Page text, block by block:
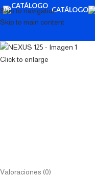
Skip to navigation
Skip to main content
CATÁLOGO
Click to enlarge
Valoraciones (0)